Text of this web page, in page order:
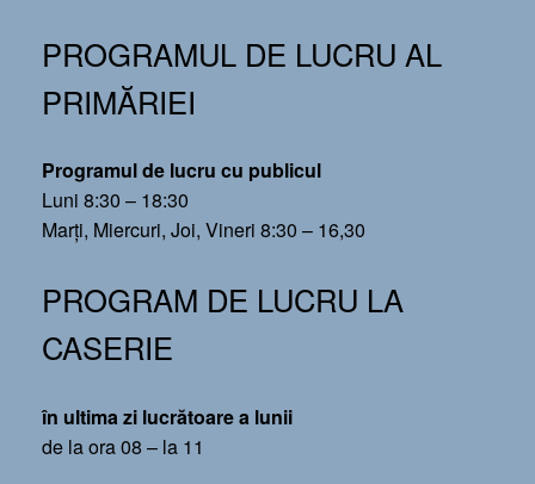
PROGRAMUL DE LUCRU AL
PRIMĂRIEI
Programul de lucru cu publicul
Luni 8:30 – 18:30
Marți, Miercuri, Joi, Vineri 8:30 – 16,30
PROGRAM DE LUCRU LA
CASERIE
în ultima zi lucrătoare a lunii
de la ora 08 – la 11